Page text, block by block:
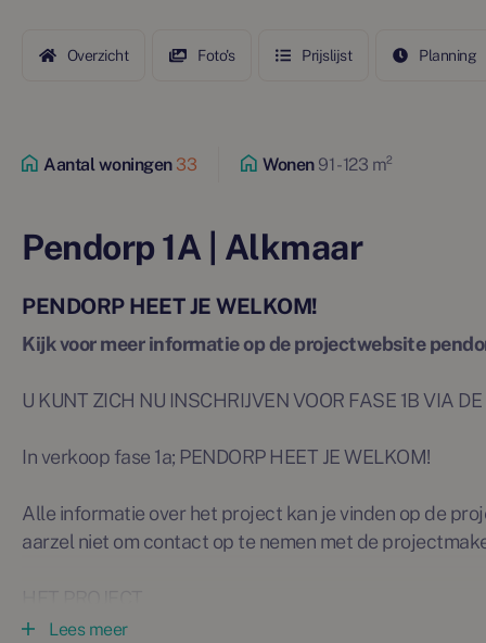
Overzicht Foto's Prijslijst Planning
Aantal woningen33 Wonen91 - 123 m²
Pendorp 1A | Alkmaar
PENDORP HEET JE WELKOM!
Kijk voor meer informatie op de projectwebsite
U KUNT ZICH NU INSCHRIJVEN VOOR FASE 1B VIA
In verkoop fase 1a; PENDORP HEET JE WELKOM!
Alle informatie over het project kan je vinden op de
aarzel niet om contact op te nemen met de
In het westen van Alkmaar, in een lommerrijk gebied
Lees meer